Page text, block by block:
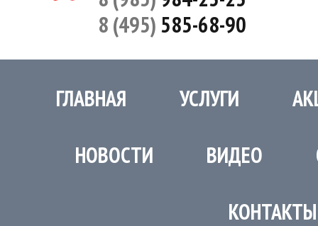
8 (495)585-68-90
ГЛАВНАЯ УСЛУГИ
НОВОСТИ ВИДЕО
КОНТАКТЫ